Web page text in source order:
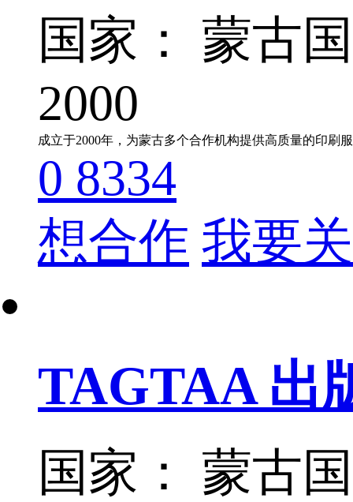
国家： 蒙古
2000
0 8334
想合作 我要
TAGTAA 出
国家： 蒙古